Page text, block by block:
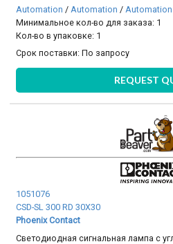
Automation / Automation / Automation
Минимальное кол-во для заказа: 1
Кол-во в упаковке: 1
Срок поставки:По запросу
REQUEST
1051076
CSD-SL 300 RD 30X30
Phoenix Contact
Светодиодная сигнальная лампа с